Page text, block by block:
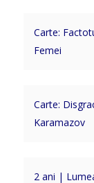
Carte:
Femei
Carte:
Karamazov
2 ani |